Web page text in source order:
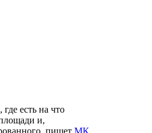
есть на что
и,
пишет МК